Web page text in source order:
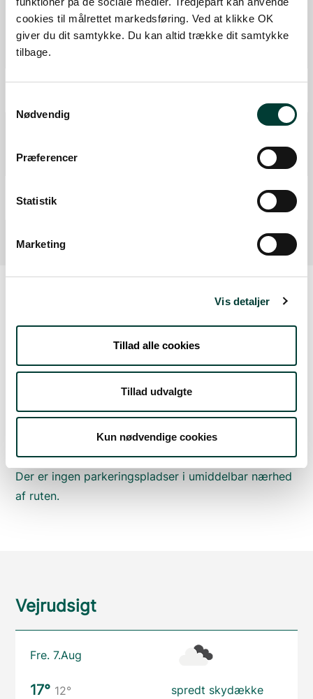
cookies til målrettet markedsføring. Ved at klikke OK
giver du dit samtykke. Du kan altid trække dit samtykke
tilbage.
Nødvendig
Præferencer
Statistik
Marketing
Vis detaljer
Tillad alle cookies
Tillad udvalgte
Kun nødvendige cookies
Ruten i detaljer
Start
Fra forrige:3,8 km
Fra forrige:
Sådan kommer du dertil
Parkering
Med offentlig transport
Der er ingen parkeringspladser i umiddelbar nærhed
af ruten.
Vejrudsigt
Fre. 7.Aug
17° 12° spredt skydække